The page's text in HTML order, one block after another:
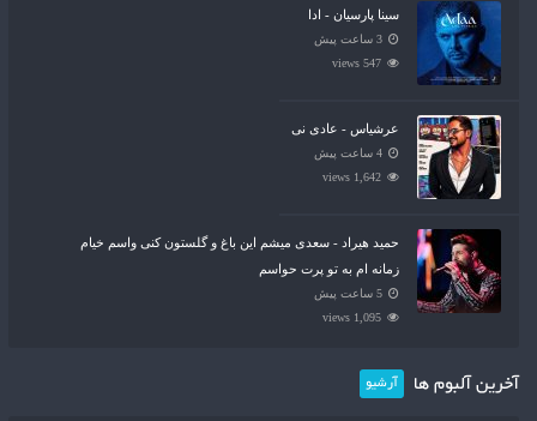
سینا پارسیان - ادا
3 ساعت پیش
547 views
عرشیاس - عادی نی
4 ساعت پیش
1,642 views
حمید هیراد - سعدی میشم این باغ و گلستون کنی واسم خیام
زمانه ام به تو پرت حواسم
5 ساعت پیش
1,095 views
آخرین آلبوم ها آرشیو